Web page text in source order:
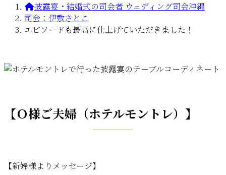
披露宴・結婚式の司会者 ウェディング司会沖縄
司会：伊敷さとこ
エピソードも最高に仕上げていただきました！
【Ｏ様ご夫婦（ホテルモントレ）】
【新婦様よりメッセージ】